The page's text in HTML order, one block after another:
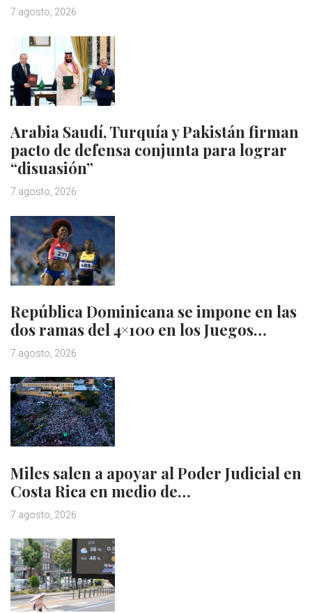
7 agosto, 2026
Arabia Saudí, Turquía y Pakistán firman
pacto de defensa conjunta para lograr
“disuasión”
7 agosto, 2026
República Dominicana se impone en las
dos ramas del 4×100 en los Juegos…
7 agosto, 2026
Miles salen a apoyar al Poder Judicial en
Costa Rica en medio de…
7 agosto, 2026